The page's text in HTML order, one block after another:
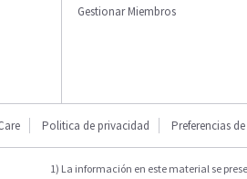
Gestionar Miembros
Politica de privacidad Preferencias
1) La información en este material se